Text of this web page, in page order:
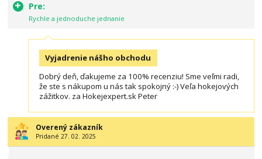
Pre:
Rychle a jednoduche jednanie
Vyjadrenie nášho obchodu
Dobrý deň, ďakujeme za 100% recenziu! Sme veľmi radi,
že ste s nákupom u nás tak spokojný :-) Veľa hokejových
zážitkov. za Hokejexpert.sk Peter
Overený zákazník
Pridané 27. 02. 2025